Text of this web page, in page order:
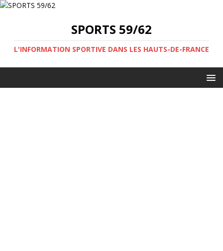
SPORTS 59/62
L'INFORMATION SPORTIVE DANS LES HAUTS-DE-FRANCE